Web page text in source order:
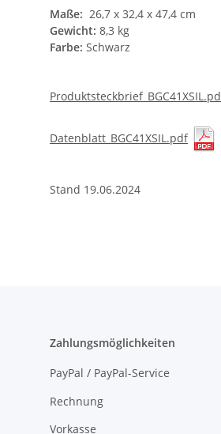
Maße: 26,7 x 32,4 x 47,4 cm
Gewicht: 8,3 kg
Farbe: Schwarz
Datenblatt_BGC41XSIL.pdf
Stand 19.06.2024
Zahlungsmöglichkeiten
PayPal / PayPal-Service
Rechnung
Vorkasse